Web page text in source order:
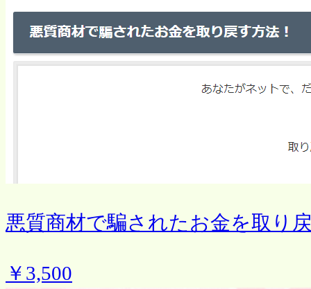
悪質商材で騙されたお金を取り
￥3,500